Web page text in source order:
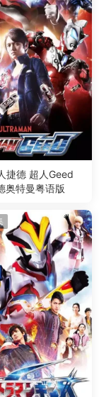
捷德 超人Geed
奥特曼粤语版